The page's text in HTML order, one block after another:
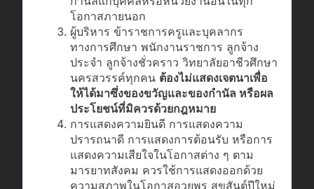
โอกาสภายนอก
ผู้บริหาร ข้าราชการครูและบุคลากร
ทางการศึกษา พนักงานราชการ ลูกจ้าง
ประจำ ลูกจ้างชั่วคราว วิทยาลัยอาชีวศึกษา
นครสวรรค์ทุกคน ต้องไม่แสดงเจตนาเพื่อ
ให้ได้มาซึ่งของขวัญและของกำนัล หรือผล
ประโยชน์ที่มิควรด้วยกฎหมาย
การแสดงความยินดี การแสดงความ
ปรารถนาดี การแสดงการต้อนรับ หรือการ
แสดงความเสียใจในโอกาสต่าง ๆ ตาม
มารยาทสังคม ควรใช้การแสดงออกด้วย
ความสุภาพในโอกาสอวยพร สุขสันต์ปีใหม่